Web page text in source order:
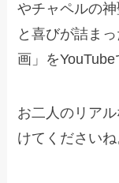
やチャペルの
と喜びが詰ま
画」を
お二人のリア
けてくださいね